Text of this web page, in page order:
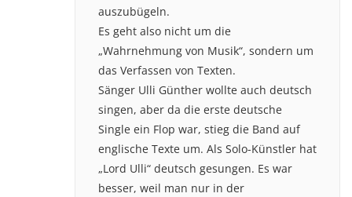
auszubügeln.
Es geht also nicht um die
„Wahrnehmung von Musik“, sondern um
das Verfassen von Texten.
Sänger Ulli Günther wollte auch deutsch
singen, aber da die erste deutsche
Single ein Flop war, stieg die Band auf
englische Texte um. Als Solo-Künstler hat
„Lord Ulli“ deutsch gesungen. Es war
besser, weil man nur in der